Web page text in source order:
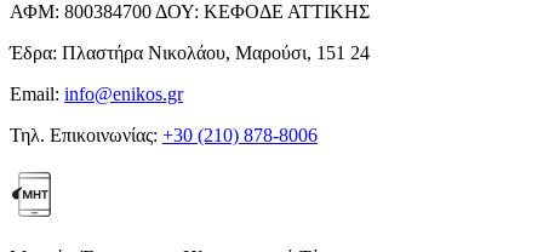
ΑΦΜ: 800384700 ΔΟΥ: ΚΕΦΟΔΕ ΑΤΤΙΚΗΣ
Έδρα: Πλαστήρα Νικολάου, Μαρούσι, 151 24
Email: info@enikos.gr
Τηλ. Επικοινωνίας: +30 (210) 878-8006